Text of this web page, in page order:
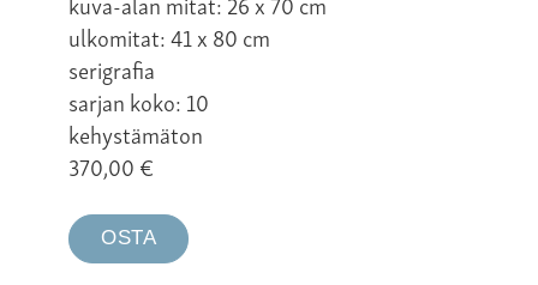
ulkomitat: 41 x 80 cm
serigrafia
sarjan koko: 10
kehystämäton
370,00€
OSTA